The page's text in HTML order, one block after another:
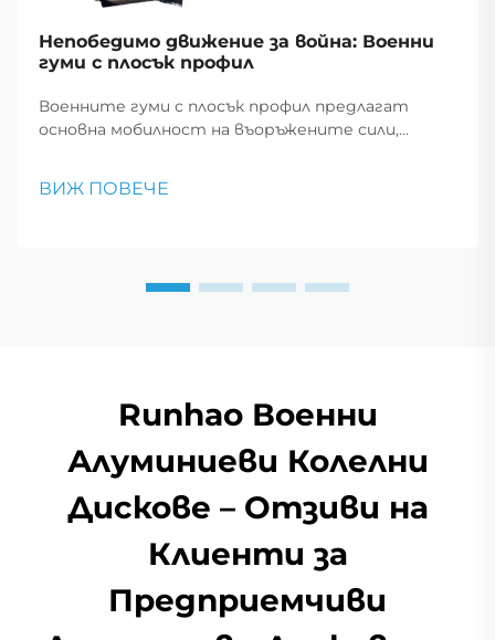
Непобедимо движение за война: Военни
гуми с плосък профил
Военните гуми с плосък профил предлагат
основна мобилност на въоръжените сили,
от съществено значение за тактически
ВИЖ ПОВЕЧЕ
Runhao Военни
Алуминиеви Колелни
Дискове – Отзиви на
Клиенти за
Предприемчиви